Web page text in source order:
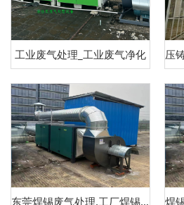
工业废气处理_工业废气净化
东莞焊锡废气处理,工厂焊锡废气处理